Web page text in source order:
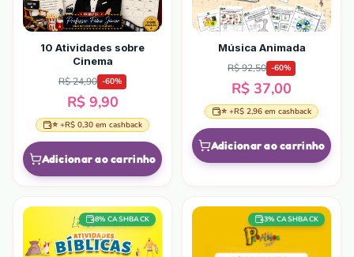
10 Atividades sobre
Cinema
R$ 24,90 -60%
R$ 9,90
⭐ +R$ 0,30 em cashback
Adicionar ao carrinho
Música Animada
R$ 92,50 -60%
R$ 37,00
⭐ +R$ 2,96 em cashback
Adicionar ao carrinho
8% CASHBACK 3% CASHBACK